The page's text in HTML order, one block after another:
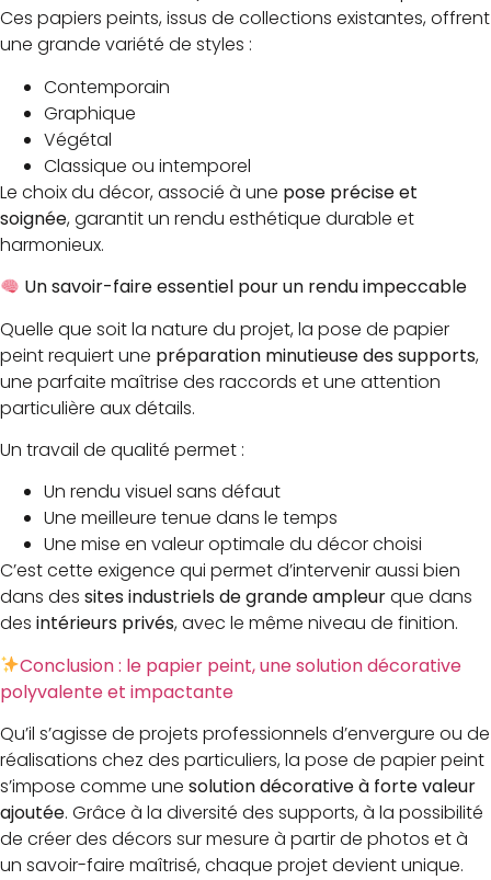
Ces papiers peints, issus de collections existantes, offrent
une grande variété de styles :
Contemporain
Graphique
Végétal
Classique ou intemporel
Le choix du décor, associé à une pose précise et
soignée, garantit un rendu esthétique durable et
harmonieux.
Un savoir-faire essentiel pour un rendu impeccable
Quelle que soit la nature du projet, la pose de papier
peint requiert une préparation minutieuse des supports,
une parfaite maîtrise des raccords et une attention
particulière aux détails.
Un travail de qualité permet :
Un rendu visuel sans défaut
Une meilleure tenue dans le temps
Une mise en valeur optimale du décor choisi
C’est cette exigence qui permet d’intervenir aussi bien
dans des sites industriels de grande ampleurque dans
des intérieurs privés, avec le même niveau de finition.
Conclusion : le papier peint, une solution décorative
polyvalente et impactante
Qu’il s’agisse de projets professionnels d’envergure ou de
réalisations chez des particuliers, la pose de papier peint
s’impose comme une solution décorative à forte valeur
ajoutée. Grâce à la diversité des supports, à la possibilité
de créer des décors sur mesure à partir de photos et à
un savoir-faire maîtrisé, chaque projet devient unique.